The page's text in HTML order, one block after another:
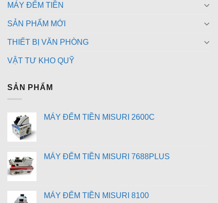
MÁY ĐẾM TIỀN
SẢN PHẨM MỚI
THIẾT BỊ VĂN PHÒNG
VẬT TƯ KHO QUỸ
SẢN PHẨM
MÁY ĐẾM TIỀN MISURI 2600C
MÁY ĐẾM TIỀN MISURI 7688PLUS
MÁY ĐẾM TIỀN MISURI 8100